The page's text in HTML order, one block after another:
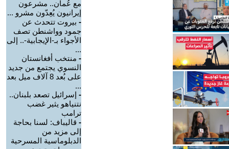
مع عُمان.. مشرعون
إيرانيون يُعِدّون مشرو ...
- بيروت تتحدث عن
جمود وواشنطن تصف
الأجواء بـ-الإيجابية-.. إلى
...
- منتخب أفغانستان
النسوي يجتمع من جديد
على بُعد 8 آلاف ميل بعد
...
- إسرائيل تصعد بلبنان..
نتنياهو يثير غضب
ترامب
- قاليباف: لسنا بحاجة
إلى مزيد من
الدبلوماسية المسرحية